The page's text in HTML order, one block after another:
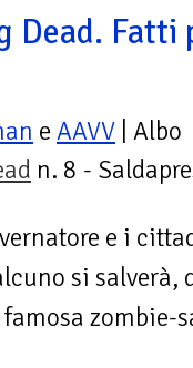
Dead. Fatti
e AAVV | Albo
n. 8 -
e i
si salverà,
zombie-